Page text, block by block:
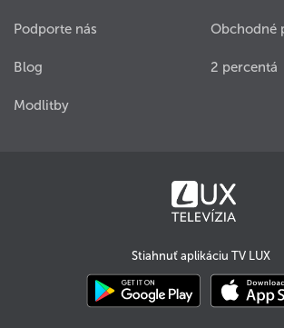
Podporte nás
Blog
Modlitby
Obchodné
2 percentá
Stiahnuť aplikáciu TV LUX